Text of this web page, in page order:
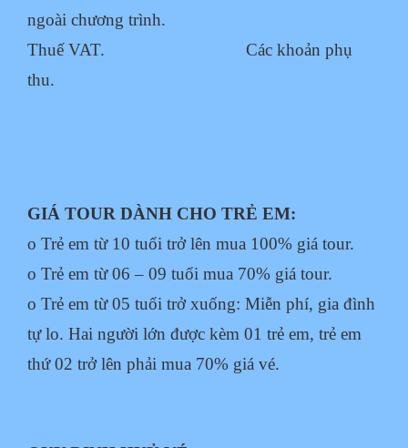
ngoài chương trình.
Thuế VAT. Các khoản phụ
thu.
GIÁ TOUR DÀNH CHO TRẺ EM:
o Trẻ em từ 10 tuổi trở lên mua 100% giá tour.
o Trẻ em từ 06 – 09 tuổi mua 70% giá tour.
o Trẻ em từ 05 tuổi trở xuống: Miễn phí, gia đình
tự lo. Hai người lớn được kèm 01 trẻ em, trẻ em
thứ 02 trở lên phải mua 70% giá vé.